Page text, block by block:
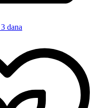
dana